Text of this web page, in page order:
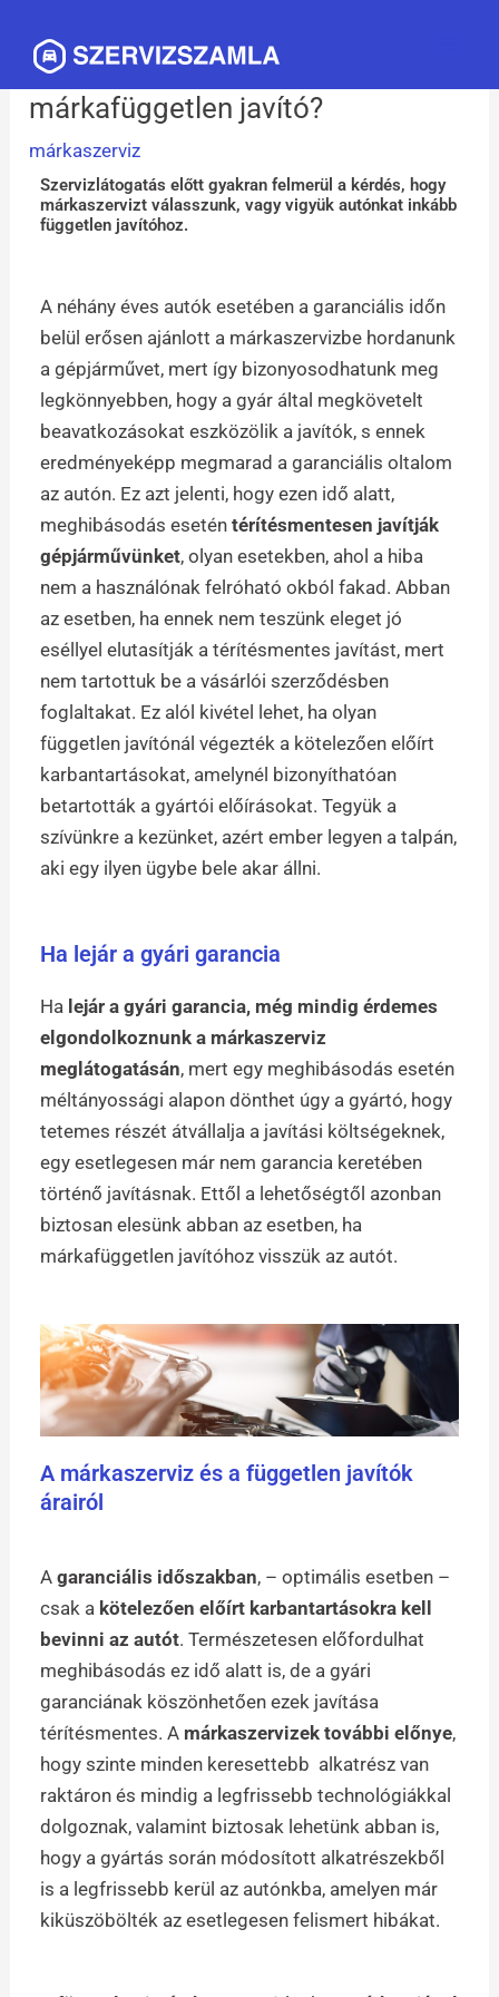
contentMárkaszerviz vagy
márkafüggetlen javító?
márkaszerviz
Szervizlátogatás előtt gyakran felmerül a kérdés, hogy
márkaszervizt válasszunk, vagy vigyük autónkat inkább
független javítóhoz.
A néhány éves autók esetében a garanciális időn
belül erősen ajánlott a márkaszervizbe hordanunk
a gépjárművet, mert így bizonyosodhatunk meg
legkönnyebben, hogy a gyár által megkövetelt
beavatkozásokat eszközölik a javítók, s ennek
eredményeképp megmarad a garanciális oltalom
az autón. Ez azt jelenti, hogy ezen idő alatt,
meghibásodás eseténtérítésmentesen javítják
gépjárművünket, olyan esetekben, ahol a hiba
nem a használónak felróható okból fakad. Abban
az esetben, ha ennek nem teszünk eleget jó
eséllyel elutasítják a térítésmentes javítást, mert
nem tartottuk be a vásárlói szerződésben
foglaltakat. Ez alól kivétel lehet, ha olyan
független javítónál végezték a kötelezően előírt
karbantartásokat, amelynél bizonyíthatóan
betartották a gyártói előírásokat. Tegyük a
szívünkre a kezünket, azért ember legyen a talpán,
aki egy ilyen ügybe bele akar állni.
Ha lejár a gyári garancia
Ha lejár a gyári garancia, még mindig érdemes
elgondolkoznunk a márkaszerviz
meglátogatásán, mert egy meghibásodás esetén
méltányossági alapon dönthet úgy a gyártó, hogy
tetemes részét átvállalja a javítási költségeknek,
egy esetlegesen már nem garancia keretében
történő javításnak. Ettől a lehetőségtől azonban
biztosan elesünk abban az esetben, ha
márkafüggetlen javítóhoz visszük az autót.
A márkaszerviz és a független javítók
árairól
Agaranciális időszakban, – optimális esetben –
csak a kötelezően előírt karbantartásokra kell
bevinni az autót. Természetesen előfordulhat
meghibásodás ez idő alatt is, de a gyári
garanciának köszönhetően ezek javítása
térítésmentes. A márkaszervizek további előnye,
hogy szinte minden keresettebb alkatrész van
raktáron és mindig a legfrissebb technológiákkal
dolgoznak, valamint biztosak lehetünk abban is,
hogy a gyártás során módosított alkatrészekből
is a legfrissebb kerül az autónkba, amelyen már
kiküszöbölték az esetlegesen felismert hibákat.